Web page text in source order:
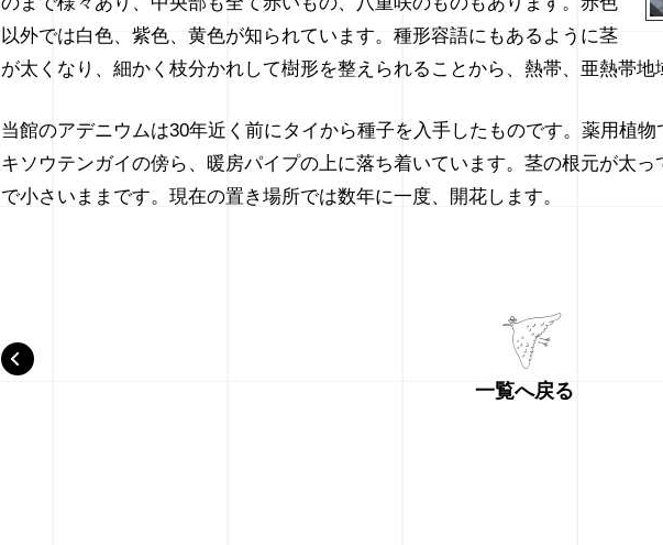
以外では白色、紫色、黄色が知られています。種形容語にもあるように茎
が太くなり、細かく枝分かれして樹形を整えられることから、熱帯、亜熱帯地
当館のアデニウムは30年近く前にタイから種子を入手したものです。薬用植
キソウテンガイの傍ら、暖房パイプの上に落ち着いています。茎の根元が太
で小さいままです。現在の置き場所では数年に一度、開花します。
一覧へ戻る